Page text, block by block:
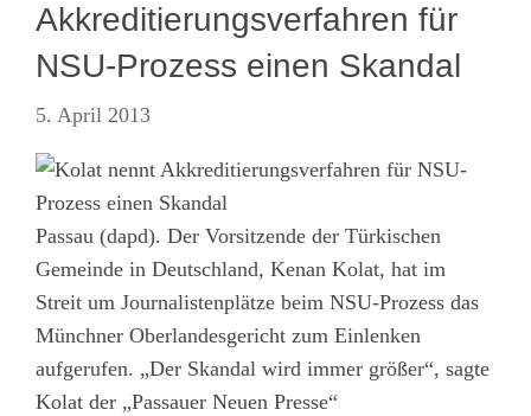
Akkreditierungsverfahren für
NSU-Prozess einen Skandal
5. April 2013
Passau (dapd). Der Vorsitzende der Türkischen
Gemeinde in Deutschland, Kenan Kolat, hat im
Streit um Journalistenplätze beim NSU-Prozess das
Münchner Oberlandesgericht zum Einlenken
aufgerufen. „Der Skandal wird immer größer“, sagte
Kolat der „Passauer Neuen Presse“